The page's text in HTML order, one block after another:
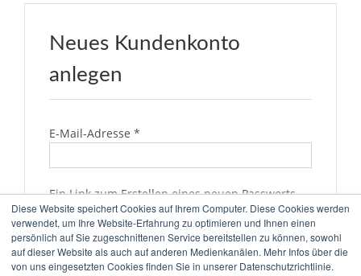
Diese Website speichert Cookies auf Ihrem Computer. Diese Cookies werden
verwendet, um Ihre Website-Erfahrung zu optimieren und Ihnen einen
persönlich auf Sie zugeschnittenen Service bereitstellen zu können, sowohl
auf dieser Website als auch auf anderen Medienkanälen. Mehr Infos über die
von uns eingesetzten Cookies finden Sie in unserer Datenschutzrichtlinie.
Neues Kundenkonto
anlegen
E-Mail-Adresse *
Ein Link zum Erstellen eines neuen Passworts
wird an deine E-Mail-Adresse gesendet.
Ja, ich möchte ein Kundenkonto eröffnen
und akzeptiere dieDatenschutzerklärung. *Erforderlich